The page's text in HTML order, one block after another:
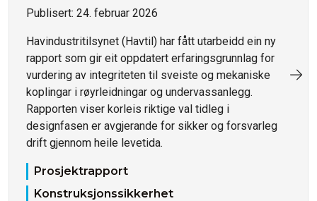
Publisert: 24. februar 2026
Havindustritilsynet (Havtil) har fått utarbeidd ein ny
rapport som gir eit oppdatert erfaringsgrunnlag for
vurdering av integriteten til sveiste og mekaniske
koplingar i røyrleidningar og undervassanlegg.
Rapporten viser korleis riktige val tidleg i
designfasen er avgjerande for sikker og forsvarleg
drift gjennom heile levetida.
Prosjektrapport
Konstruksjonssikkerhet